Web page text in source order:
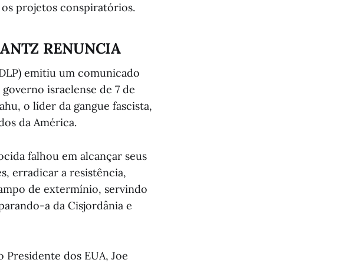
projetos conspiratórios.
RENUNCIA
emitiu um comunicado
israelense de 7 de
o líder da gangue fascista,
da América.
falhou em alcançar seus
erradicar a resistência,
de extermínio, servindo
a da Cisjordânia e
Presidente dos EUA, Joe